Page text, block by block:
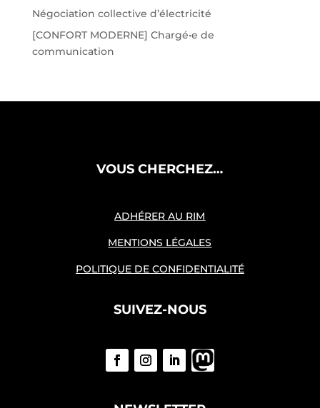
Négociation collective d’électricité
[CONFORT MODERNE] Chargé•e de
communication
VOUS CHERCHEZ…
ADHÉRER AU RIM
MENTIONS LÉGALES
POLITIQUE DE CONFIDENTIALITÉ
SUIVEZ-NOUS